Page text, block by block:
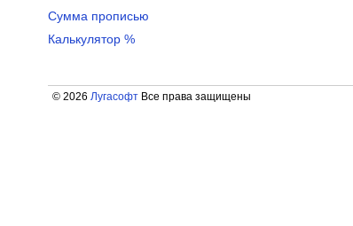
Сумма прописью
Калькулятор %
© 2026 ЛугасофтВсе права защищены